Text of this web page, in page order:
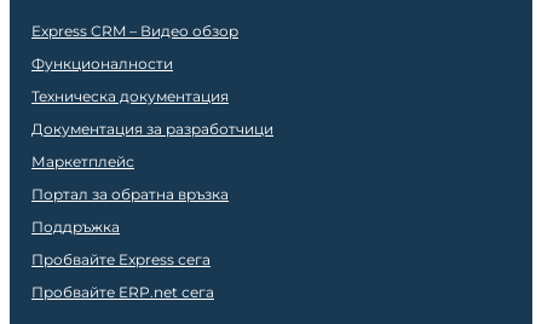
Express CRM – Видео обзор
Функционалности
Техническа документация
Документация за разработчици
Маркетплейс
Портал за обратна връзка
Поддръжка
Пробвайте Express сега
Пробвайте ERP.net сега